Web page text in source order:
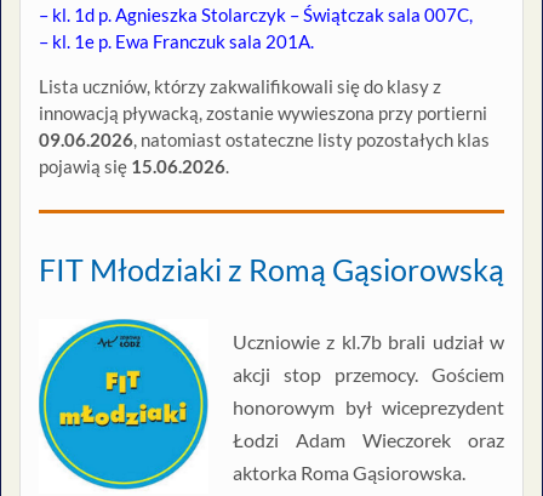
– kl. 1d p. Agnieszka Stolarczyk – Świątczak sala 007C,
– kl. 1e p. Ewa Franczuk sala 201A.
Lista uczniów, którzy zakwalifikowali się do klasy z
innowacją pływacką, zostanie wywieszona przy portierni
09.06.2026, natomiast ostateczne listy pozostałych klas
pojawią się 15.06.2026.
FIT Młodziaki z Romą Gąsiorowską
Uczniowie z kl.7b brali udział w
akcji stop przemocy. Gościem
honorowym był wiceprezydent
Łodzi Adam Wieczorek oraz
aktorka Roma Gąsiorowska.